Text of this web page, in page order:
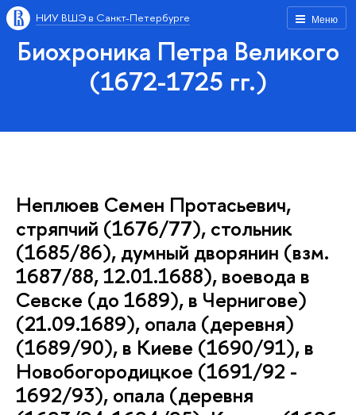
Меню
НИУ ВШЭ в Санкт-Петербурге
Биохроника Петра Великого
(1672-1725 гг.)
Неплюев Семен Протасьевич,
стряпчий (1676/77), стольник
(1685/86), думный дворянин (взм.
1687/88, 12.01.1688), воевода в
Севске (до 1689), в Чернигове)
(21.09.1689), опала (деревня)
(1689/90), в Киеве (1690/91), в
Новобогородицкое (1691/92 -
1692/93), опала (деревня